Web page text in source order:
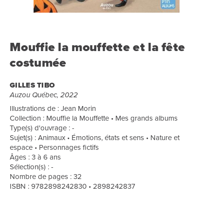
Mouffie la mouffette et la fête
costumée
GILLES TIBO
Auzou Québec, 2022
Illustrations de : Jean Morin
Collection : Mouffie la Mouffette • Mes grands albums
Type(s) d'ouvrage : -
Sujet(s) : Animaux • Émotions, états et sens • Nature et
espace • Personnages fictifs
Âges : 3 à 6 ans
Sélection(s) : -
Nombre de pages : 32
ISBN : 9782898242830 • 2898242837